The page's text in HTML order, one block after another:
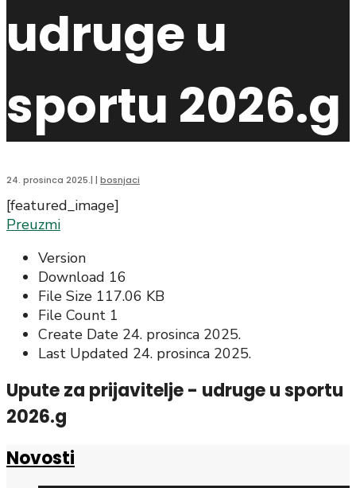
udruge u
sportu 2026.g
24. prosinca 2025.| | bosnjaci
[featured_image]
Preuzmi
Version
Download 16
File Size 117.06 KB
File Count 1
Create Date 24. prosinca 2025.
Last Updated 24. prosinca 2025.
Upute za prijavitelje - udruge u sportu
2026.g
Novosti